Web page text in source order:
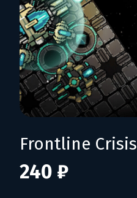
Frontline Crisis
240 ₽